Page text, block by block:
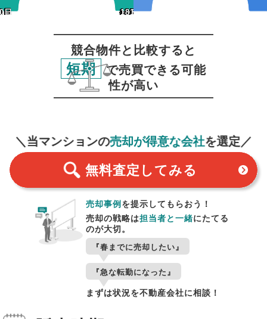
日
日 ~150日
~150日
~180日
~180日
181日~
181日~
競合物件と比較すると
短期
で売買できる可能
性が高い
＼当マンションの売却が得意な会社を選定／
無料査定 してみる
売却事例を提示してもらおう！
売却の戦略は担当者と一緒にたてる
のが大切。
『春までに売却したい』
『急な転勤になった』
まずは状況を不動産会社に相談！